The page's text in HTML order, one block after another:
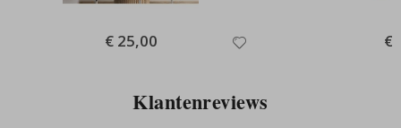
Special
Price
€ 25,00 €
Klantenreviews